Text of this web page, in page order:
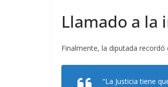
Llamado a la
Finalmente, la diputada recordó
“La Justicia tiene